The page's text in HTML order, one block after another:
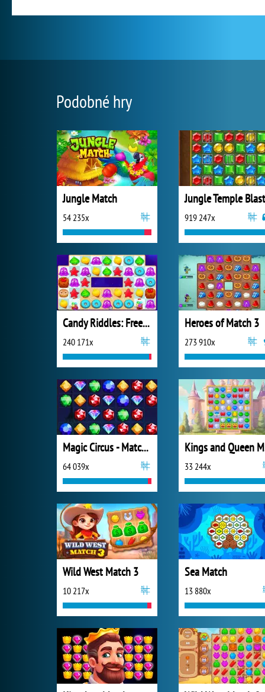
Podobné hry
Jungle Match
54 235x
Jungle Temple Blast
919 247x
Candy Riddles: Free Match 3
240 171x
Heroes of Match 3
273 910x
Magic Circus - Match 3
64 039x 33 244x
Wild West Match 3
10 217x
Sea Match
13 880x